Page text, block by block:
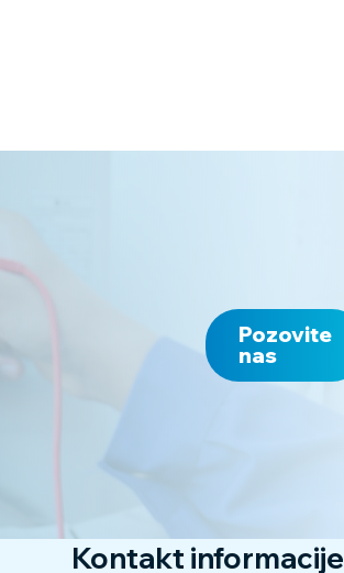
Pozovite
nas
Kontakt informacije